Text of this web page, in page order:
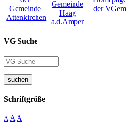
VG Suche
suchen
Schriftgröße
A A A